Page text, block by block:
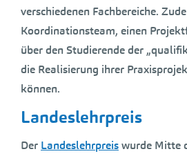
verschiedenen Fachbereiche.
Koordinationsteam, einen
über den Studierende der
die Realisierung ihrer
können.
Landeslehrpreis
Der Landeslehrpreiswurde Mitte